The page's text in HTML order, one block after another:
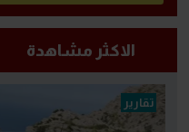
الاكثر مشاهدة
تقارير